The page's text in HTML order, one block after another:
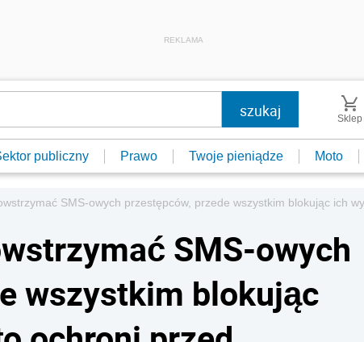
REKLAMA
Sklep
publiczny Prawo Twoje pieniądze Moto
SMS-owych przestępców, przede wszystkim blokując ich
SMS-owych
wszystkim blokując